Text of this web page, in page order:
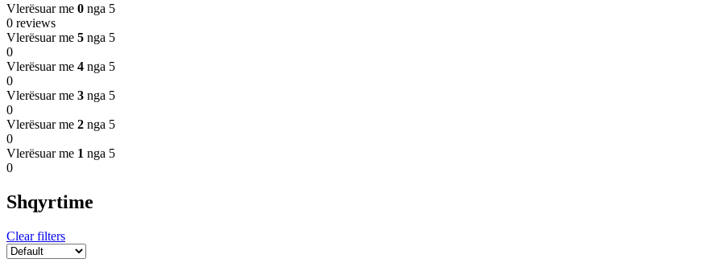
Vlerësuar me 0 nga 5
0 reviews
Vlerësuar me 5 nga 5
0
Vlerësuar me 4 nga 5
0
Vlerësuar me 3 nga 5
0
Vlerësuar me 2 nga 5
0
Vlerësuar me 1 nga 5
0
Shqyrtime
Clear filters